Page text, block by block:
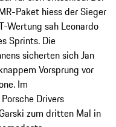
Paket hiess der Sieger
Wertung sah Leonardo
Sprints. Die
sicherten sich Jan
Vorsprung vor
Im
Drivers
zum dritten Mal in